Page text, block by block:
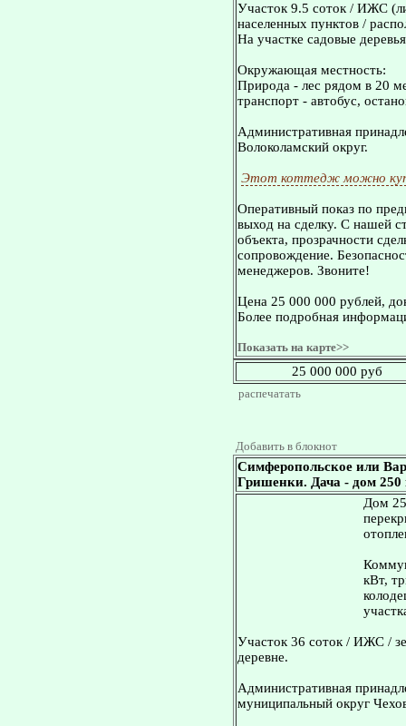
Участок 9.5 соток / ИЖС
населенных пунктов /
На участке садовые
Окружающая местность:
Природа - лес рядом в 20
транспорт - автобус,
Административная
Волоколамский округ.
Этот коттедж можно
Оперативный показ по
выход на сделку. С нашей
объекта, прозрачности
сопровождение.
менеджеров. Звоните!
Цена 25 000 000 рублей,
Более подробная
Показать на карте>>
25 000 000 руб
распечатать
Добавить в блокнот
Симферопольское или
Гришенки. Дача - дом 250
Дом
кВт,
Участок 36 соток / ИЖС /
деревне.
Административная
муниципальный округ